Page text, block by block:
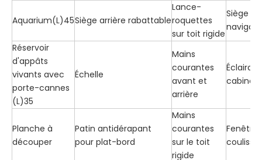
Aquarium(L)45Siège arrière rabattable
Lance-
roquettes
sur toit rigide
Siège de
Réservoir
d'appâts
vivants avec
porte-cannes
(L)35
Échelle
Mains
courantes
avant et
arrière
cabine à
Planche à
découper
Patin antidérapant
pour plat-bord
Mains
courantes
sur le toit
rigide
Fenêtre